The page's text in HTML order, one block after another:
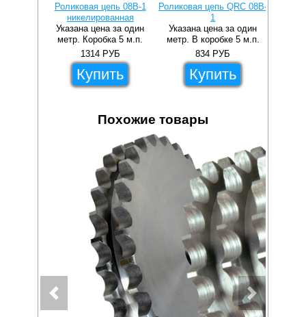
Роликовая цепь 08B-1
никелированная
Указана цена за один
метр. Коробка 5 м.п.
1314 РУБ
Купить
Роликовая цепь QRC 08B-
1
Указана цена за один
метр. В коробке 5 м.п.
834 РУБ
Купить
Похожие товары